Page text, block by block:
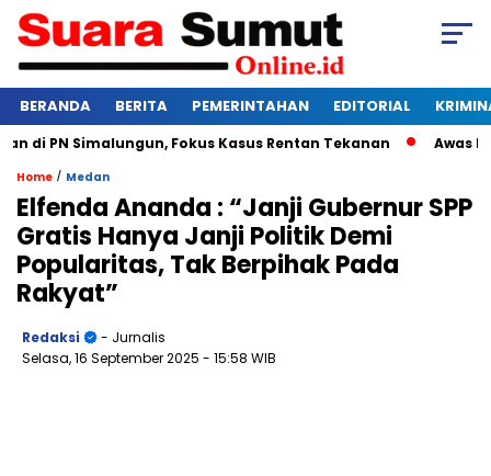
BERANDA BERITA PEMERINTAHAN EDITORIAL
Simalungun, Fokus Kasus Rentan Tekanan Awas
Home / Medan
Elfenda Ananda : “Janji Gubernur SPP
Gratis Hanya Janji Politik Demi
Popularitas, Tak Berpihak Pada
Rakyat”
Redaksi
- Jurnalis
Selasa, 16 September 2025 - 15:58 WIB